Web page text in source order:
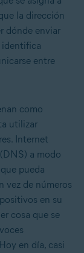
la dirección
dónde enviar
identifica
entre
como
utilizar
Internet
a modo
pueda
vez de números
en su
cosa que se
en día, casi